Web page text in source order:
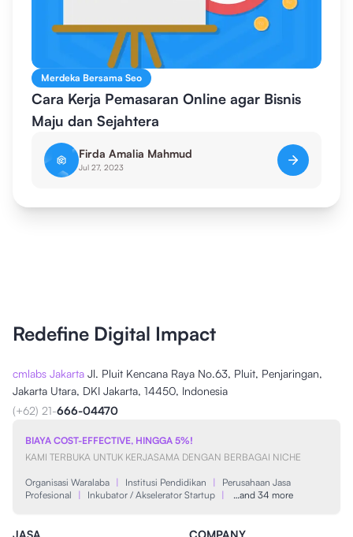
Merdeka Bersama Seo
Cara Kerja Pemasaran Online agar Bisnis
Maju dan Sejahtera
Firda Amalia Mahmud
Jul 27, 2023
Redefine Digital Impact
cmlabs Jakarta Jl. Pluit Kencana Raya No.63, Pluit, Penjaringan,
Jakarta Utara, DKI Jakarta, 14450, Indonesia
(+62) 21-666-04470
BIAYA COST-EFFECTIVE, HINGGA 5%!
KAMI TERBUKA UNTUK KERJASAMA DENGAN BERBAGAI NICHE
Organisasi Waralaba | Institusi Pendidikan |
Perusahaan Jasa
Profesional
| Inkubator / Akselerator Startup | …and 34 more
JASA COMPANY